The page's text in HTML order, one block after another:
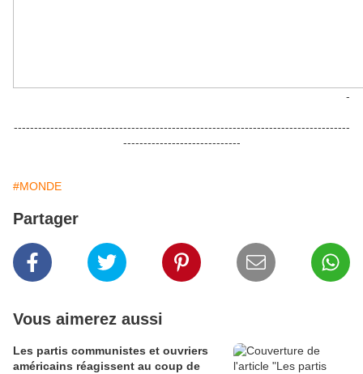
-
-----------------------------------------------------------------------------------
-----------------------------
#MONDE
Partager
Vous aimerez aussi
Les partis communistes et ouvriers
américains réagissent au coup de